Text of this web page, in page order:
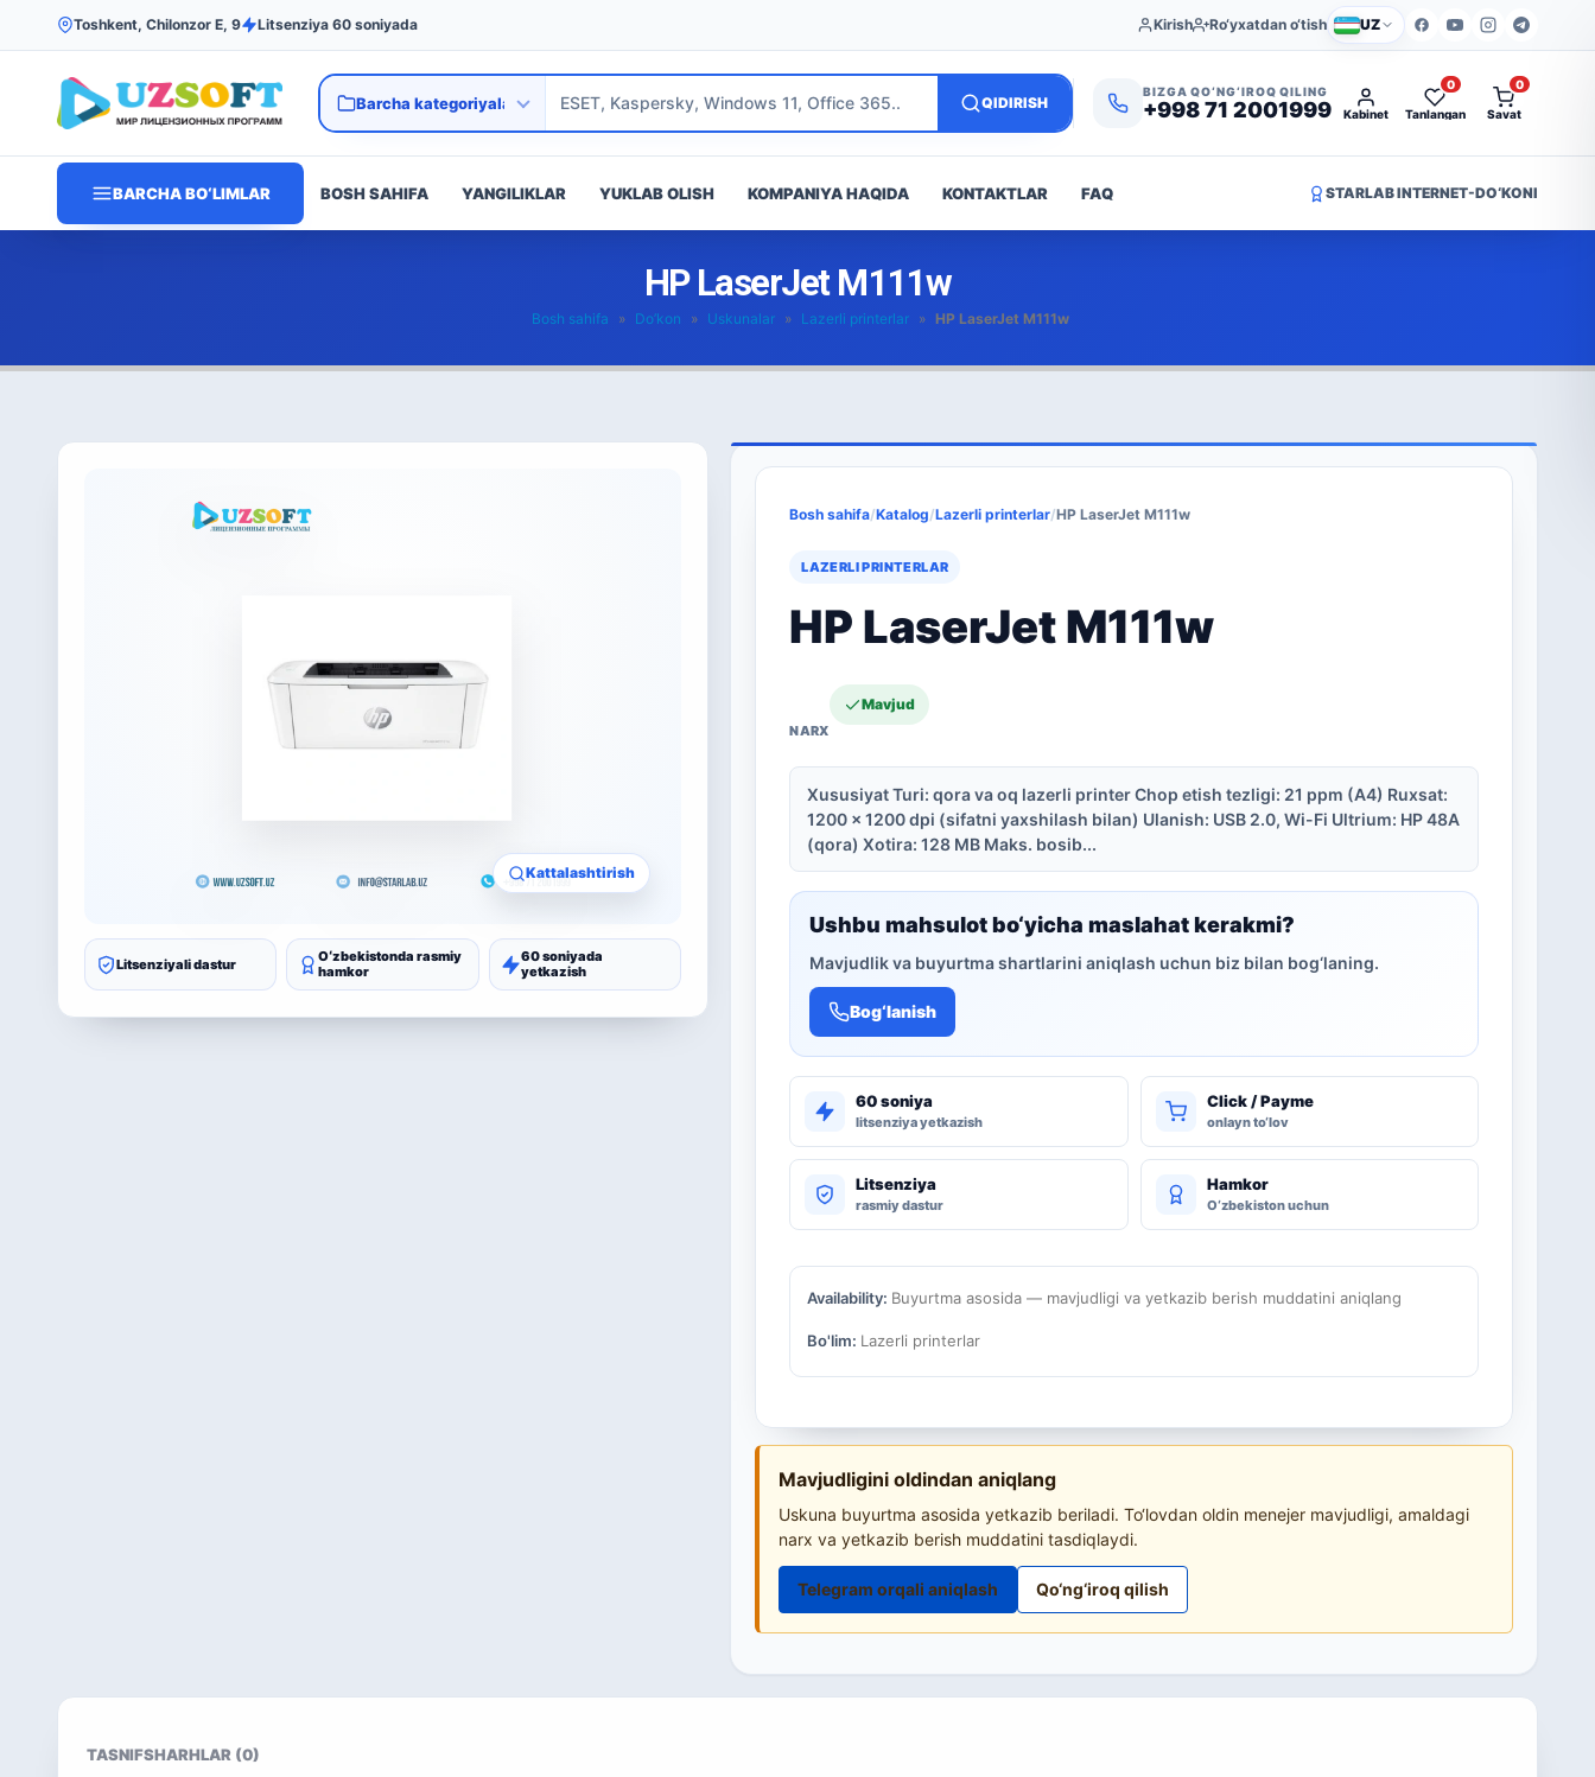
Toshkent, Chilonzor E, 9 Litsenziya 60 soniyada Kirish Ro‘yxatdan o‘tish UZ
QIDIRISH
BIZGA QO‘NG‘IROQ QILING
+998 71 2001999 Kabinet Tanlangan
0
Savat
0
BARCHA BO‘LIMLAR BOSH SAHIFA YANGILIKLAR YUKLAB OLISH KOMPANIYA HAQIDA KONTAKTLAR FAQ STARLAB INTERNET-DO‘KONI
HP LaserJet M111w
Bosh sahifa » Do’kon » Uskunalar » Lazerli printerlar » HP LaserJet M111w
Kattalashtirish
Litsenziyali dastur
Oʻzbekistonda rasmiy
hamkor
60 soniyada
yetkazish
Bosh sahifa/Katalog/Lazerli printerlar/HP LaserJet M111w
LAZERLI PRINTERLAR
HP LaserJet M111w
Mavjud
Xususiyat Turi: qora va oq lazerli printer Chop etish tezligi: 21 ppm (A4) Ruxsat:
1200 x 1200 dpi (sifatni yaxshilash bilan) Ulanish: USB 2.0, Wi-Fi Ultrium: HP 48A
(qora) Xotira: 128 MB Maks. bosib...
Ushbu mahsulot bo‘yicha maslahat kerakmi?
Mavjudlik va buyurtma shartlarini aniqlash uchun biz bilan bog‘laning.
Bog‘lanish
60 soniya
litsenziya yetkazish
Click / Payme
onlayn to‘lov
Litsenziya
rasmiy dastur
Hamkor
O‘zbekiston uchun
Availability: Buyurtma asosida — mavjudligi va yetkazib berish muddatini aniqlang
Bo'lim: Lazerli printerlar
Mavjudligini oldindan aniqlang
Uskuna buyurtma asosida yetkazib beriladi. To‘lovdan oldin menejer mavjudligi, amaldagi
narx va yetkazib berish muddatini tasdiqlaydi.
Telegram orqali aniqlash Qo‘ng‘iroq qilish
TASNIFSHARHLAR (0)